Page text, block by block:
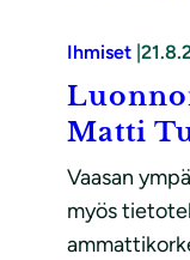
Ihmiset
Matti
Vaasan
myös